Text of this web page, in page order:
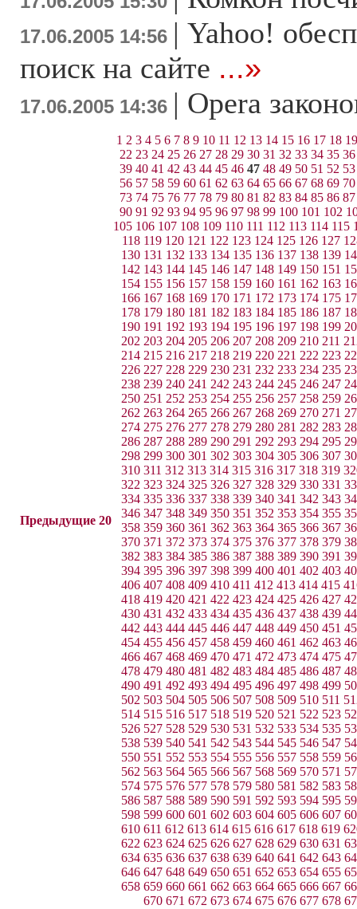
17.06.2005 14:56 | Yahoo!
поиск на сайте ...»
17.06.2005 14:36 | Opera
Предыдущие 20
1 2 3 4 5 6 7 8 9 10 11 12 13 14 15 16 17 18 19
22 23 24 25 26 27 28 29 30 31 32 33 34 35 36
39 40 41 42 43 44 45 46 47 48 49 50 51 52 53
56 57 58 59 60 61 62 63 64 65 66 67 68 69 70
73 74 75 76 77 78 79 80 81 82 83 84 85 86 87
90 91 92 93 94 95 96 97 98 99 100 101 102
105 106 107 108 109 110 111 112 113 114 115
118 119 120 121 122 123 124 125 126 127
130 131 132 133 134 135 136 137 138 139
142 143 144 145 146 147 148 149 150 151
154 155 156 157 158 159 160 161 162 163
166 167 168 169 170 171 172 173 174 175
178 179 180 181 182 183 184 185 186 187
190 191 192 193 194 195 196 197 198 199
202 203 204 205 206 207 208 209 210 211
214 215 216 217 218 219 220 221 222 223
226 227 228 229 230 231 232 233 234 235
238 239 240 241 242 243 244 245 246 247
250 251 252 253 254 255 256 257 258 259
262 263 264 265 266 267 268 269 270 271
274 275 276 277 278 279 280 281 282 283
286 287 288 289 290 291 292 293 294 295
298 299 300 301 302 303 304 305 306 307
310 311 312 313 314 315 316 317 318 319
322 323 324 325 326 327 328 329 330 331
334 335 336 337 338 339 340 341 342 343
346 347 348 349 350 351 352 353 354 355
358 359 360 361 362 363 364 365 366 367
370 371 372 373 374 375 376 377 378 379
382 383 384 385 386 387 388 389 390 391
394 395 396 397 398 399 400 401 402 403
406 407 408 409 410 411 412 413 414 415
418 419 420 421 422 423 424 425 426 427
430 431 432 433 434 435 436 437 438 439
442 443 444 445 446 447 448 449 450 451
454 455 456 457 458 459 460 461 462 463
466 467 468 469 470 471 472 473 474 475
478 479 480 481 482 483 484 485 486 487
490 491 492 493 494 495 496 497 498 499
502 503 504 505 506 507 508 509 510 511
514 515 516 517 518 519 520 521 522 523
526 527 528 529 530 531 532 533 534 535
538 539 540 541 542 543 544 545 546 547
550 551 552 553 554 555 556 557 558 559
562 563 564 565 566 567 568 569 570 571
574 575 576 577 578 579 580 581 582 583
586 587 588 589 590 591 592 593 594 595
598 599 600 601 602 603 604 605 606 607
610 611 612 613 614 615 616 617 618 619
622 623 624 625 626 627 628 629 630 631
634 635 636 637 638 639 640 641 642 643
646 647 648 649 650 651 652 653 654 655
658 659 660 661 662 663 664 665 666 667
670 671 672 673 674 675 676 677 678